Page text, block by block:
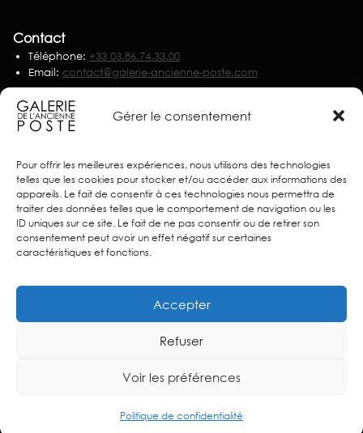
Gérer le consentement
Pour offrir les meilleures expériences, nous utilisons des technologies
telles que les cookies pour stocker et/ou accéder aux informations des
appareils. Le fait de consentir à ces technologies nous permettra de
traiter des données telles que le comportement de navigation ou les
ID uniques sur ce site. Le fait de ne pas consentir ou de retirer son
consentement peut avoir un effet négatif sur certaines
caractéristiques et fonctions.
Accepter
Refuser
Voir les préférences
Politique de confidentialité
Contact
Téléphone: +33 03.86.74.33.00
Email: contact@galerie-ancienne-poste.com
Nous écrire
Partenaires
© 2025 Galerie de l’Ancienne Poste – Créé sur